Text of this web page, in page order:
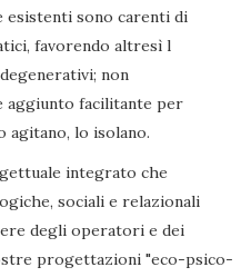
sono carenti di
favorendo altresì l
non
aggiunto facilitante per
agitano, lo isolano.
integrato che
sociali e relazionali
degli operatori e dei
progettazioni "eco-psico-